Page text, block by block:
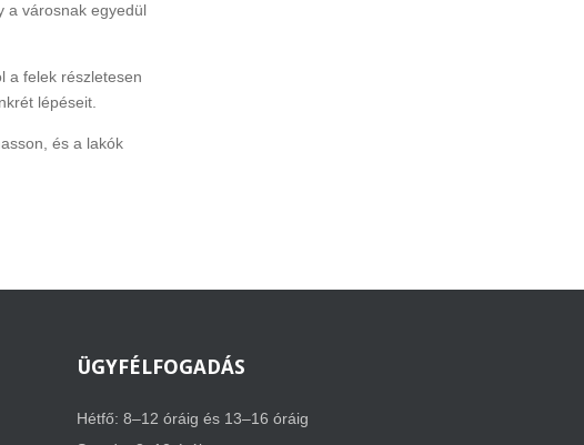
a városnak egyedül
a felek részletesen
lépéseit.
és a lakók
ÜGYFÉLFOGADÁS
Hétfő: 8–12 óráig és 13–16 óráig